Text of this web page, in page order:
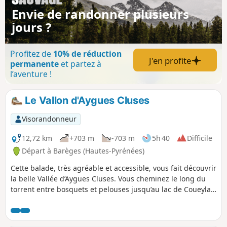
couper la rando sur deux jours en dormant
au Refuge de La Glère.
Envie de randonner plusieurs
jours ?
Profitez de 10% de réduction
permanenteet partez à
l’aventure !
J'en profite
Le Vallon d'Aygues Cluses
Visorandonneur
12,72 km
+703 m -703 m 5h 40
Difficile
Départ à Barèges (Hautes-Pyrénées)
Cette balade, très agréable et accessible, vous fait découvrir
la belle Vallée d’Aygues Cluses. Vous cheminez le long du
torrent entre bosquets et pelouses jusqu’au lac de Coueyla
Néouvielle, venez y rencontrer son hôte emblématique : le
pin à crochets. Voir Pendant la randonnée ou à proximité.